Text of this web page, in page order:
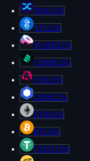
SNX12%
YFI12%
SUSHI12%
COMP12%
UNI12%
LINK12%
ETH12%
BTC8%
USDT12%